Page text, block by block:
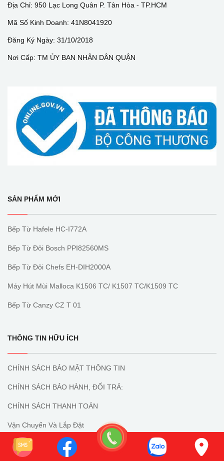
Địa Chỉ: 950 Lạc Long Quân P. Tân Hòa - TP.HCM
Mã Số Kinh Doanh: 41N8041920
Đăng Ký Ngày: 31/10/2018
Nơi Cấp: TM ỦY BAN NHÂN DÂN QUẬN
SẢN PHẨM MỚI
Bếp Từ Hafele HC-I772A
Bếp Từ Đôi Bosch PPI82560MS
Bếp Từ Đôi Chefs EH-DIH2000A
Máy Hút Mùi Malloca K1506 TC/ K1507 TC/K1509 TC
Bếp Từ Canzy CZ T 01
THÔNG TIN HỮU ÍCH
CHÍNH SÁCH BẢO MẬT THÔNG TIN
CHÍNH SÁCH BẢO HÀNH, ĐỔI TRẢ:
CHÍNH SÁCH THANH TOÁN
Vận Chuyển Và Lắp Đặt
CHÍNH SÁCH GIAO, NHẬN HÀNG VÀ KIỂM HÀNG: